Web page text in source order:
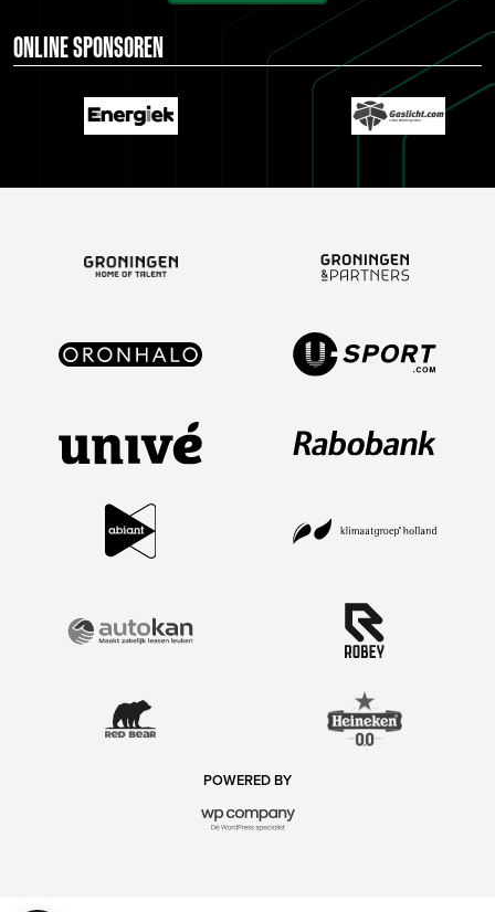
ONLINE SPONSOREN
POWERED BY